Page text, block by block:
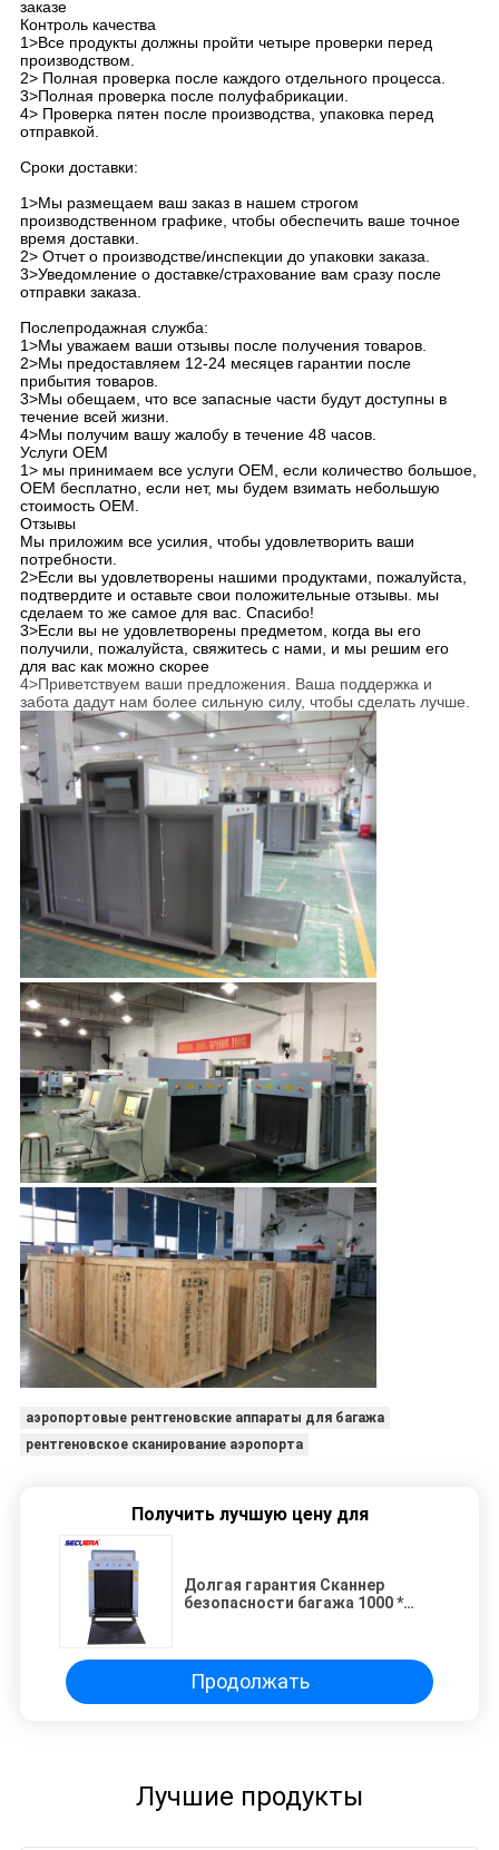
заказе
Контроль качества
1>Все продукты должны пройти четыре проверки перед
производством.
2> Полная проверка после каждого отдельного процесса.
3>Полная проверка после полуфабрикации.
4> Проверка пятен после производства, упаковка перед
отправкой.
Сроки доставки:
1>Мы размещаем ваш заказ в нашем строгом
производственном графике, чтобы обеспечить ваше точное
время доставки.
2> Отчет о производстве/инспекции до упаковки заказа.
3>Уведомление о доставке/страхование вам сразу после
отправки заказа.
Послепродажная служба:
1>Мы уважаем ваши отзывы после получения товаров.
2>Мы предоставляем 12-24 месяцев гарантии после
прибытия товаров.
3>Мы обещаем, что все запасные части будут доступны в
течение всей жизни.
4>Мы получим вашу жалобу в течение 48 часов.
Услуги OEM
1> мы принимаем все услуги OEM, если количество большое,
OEM бесплатно, если нет, мы будем взимать небольшую
стоимость OEM.
Отзывы
Мы приложим все усилия, чтобы удовлетворить ваши
потребности.
2>Если вы удовлетворены нашими продуктами, пожалуйста,
подтвердите и оставьте свои положительные отзывы. мы
сделаем то же самое для вас. Спасибо!
3>Если вы не удовлетворены предметом, когда вы его
получили, пожалуйста, свяжитесь с нами, и мы решим его
для вас как можно скорее
4>Приветствуем ваши предложения. Ваша поддержка и
забота дадут нам более сильную силу, чтобы сделать лучше.
аэропортовые рентгеновские аппараты для багажа
рентгеновское сканирование аэропорта
Получить лучшую цену для
Долгая гарантия Сканнер
безопасности багажа 1000 *
сканеры багажа
Продолжать
Лучшие продукты